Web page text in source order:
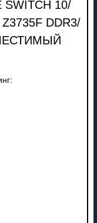
10/
DDR3/